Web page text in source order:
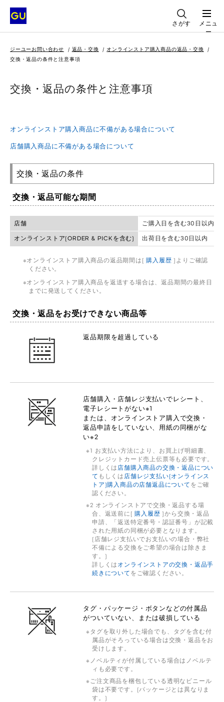
さがす
メニュ
ー
ジーユーお問い合わせ 返品・交換
オンラインストア購入商品の返品・交換
交換・返品の条件と注意事項
交換・返品の条件と注意事項
オンラインストア購入商品に不備がある場合について
店舗購入商品に不備がある場合について
交換・返品の条件
交換・返品可能な期間
店舗 ご購入日を含む30日以内
オンラインストア(ORDER & PICKを含む) 出荷日を含む30日以内
オンラインストア購入商品の返品期間は[購入履歴 ]よりご確認
ください。
オンラインストア購入商品を返送する場合は、返品期間の最終日
までに発送してください。
交換・返品をお受けできない商品等
返品期限を超過している
店舗購入・店舗レジ支払いでレシート、
電子レシートがない※1
または、オンラインストア購入で交換・
返品申請をしていない、用紙の同梱がな
い※2
1 お支払い方法により、お買上げ明細書、
クレジットカード売上伝票等も必要です。
詳しくは 店舗購入商品の交換・返品につい
て もしくは 店舗レジ支払い(オンラインス
トア)購入商品の店舗返品について をご確
認ください。
2 オンラインストアで交換・返品する場
合、返送前に[購入履歴 ]から交換・返品
申請、「返送特定番号・認証番号」が記載
された用紙の同梱が必要となります。
(店舗レジ支払いでお支払いの場合・弊社
不備による交換をご希望の場合は除きま
す。)
詳しくは オンラインストアの交換・返品手
続きについて をご確認ください。
タグ・パッケージ・ボタンなどの付属品
がついていない、または破損している
タグを取り外した場合でも、タグを含む付
属品がそろっている場合は交換・返品をお
受けします。
ノベルティが付属している場合はノベルテ
ィも必要です。
ご注文商品を梱包している透明なビニール
袋は不要です。(パッケージとは異なりま
す。)